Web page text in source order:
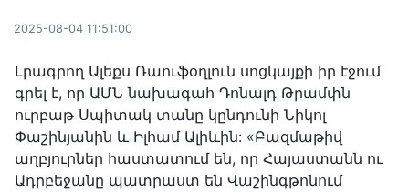
2025-08-04 11:51:00
Լրագրող Ալեքս Ռաուֆօղլուն սոցկայքի իր էջում
գրել է, որ ԱՄՆ նախագահ Դոնալդ Թրամփն
ուրբաթ Սպիտակ տանը կընդունի Նիկոլ
Փաշինյանին և Իլհամ Ալիևին: «Բազմաթիվ
աղբյուրներ հաստատում են, որ Հայաստանն ու
Ադրբեջանը պատրաստ են Վաշինգթոնում